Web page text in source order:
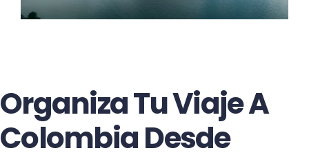
Organiza Tu Viaje A
Colombia Desde